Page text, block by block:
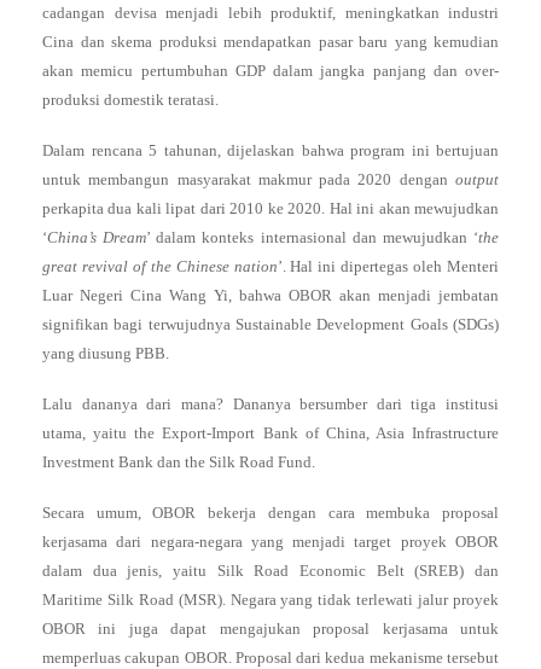
cadangan devisa menjadi lebih produktif, meningkatkan industri
Cina dan skema produksi mendapatkan pasar baru yang kemudian
akan memicu pertumbuhan GDP dalam jangka panjang dan over-
produksi domestik teratasi.
Dalam rencana 5 tahunan, dijelaskan bahwa program ini bertujuan
untuk membangun masyarakat makmur pada 2020 dengan output
perkapita dua kali lipat dari 2010 ke 2020. Hal ini akan mewujudkan
‘China’s Dream’ dalam konteks internasional dan mewujudkan ‘the
great revival of the Chinese nation’. Hal ini dipertegas oleh Menteri
Luar Negeri Cina Wang Yi, bahwa OBOR akan menjadi jembatan
signifikan bagi terwujudnya Sustainable Development Goals (SDGs)
yang diusung PBB.
Lalu dananya dari mana? Dananya bersumber dari tiga institusi
utama, yaitu the Export-Import Bank of China, Asia Infrastructure
Investment Bank dan the Silk Road Fund.
Secara umum, OBOR bekerja dengan cara membuka proposal
kerjasama dari negara-negara yang menjadi target proyek OBOR
dalam dua jenis, yaitu Silk Road Economic Belt (SREB) dan
Maritime Silk Road (MSR). Negara yang tidak terlewati jalur proyek
OBOR ini juga dapat mengajukan proposal kerjasama untuk
memperluas cakupan OBOR. Proposal dari kedua mekanisme tersebut